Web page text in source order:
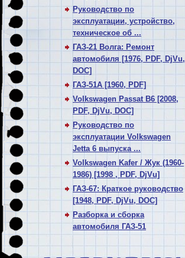
Руководство по
эксплуатации, устройство,
техническое об ...
ГАЗ-21 Волга: Ремонт
автомобиля [1976, PDF, DjVu,
DOC]
ГАЗ-51А [1960, PDF]
Volkswagen Passat В6 [2008,
PDF, DjVu, DOC]
Руководство по
эксплуатации Volkswagen
Jetta 6 выпуска ...
Volkswagen Kafer / Жук (1960-
1986) [1998 , PDF, DjVu]
ГАЗ-67: Краткое руководство
[1948, PDF, DjVu, DOC]
Разборка и сборка
автомобиля ГАЗ-51